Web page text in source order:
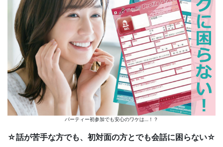
パーティー初参加でも安心のワケは…！？
☆話が苦手な方でも、初対面の方とでも会話に困らない☆